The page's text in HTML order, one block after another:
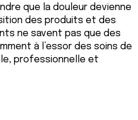
que la douleur devienne
des produits et des
ne savent pas que des
à l’essor des soins de
professionnelle et